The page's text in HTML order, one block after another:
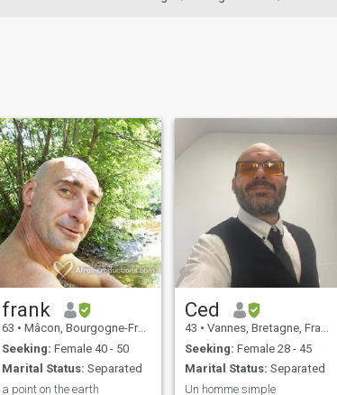
frank
63 • Mâcon, Bourgogne-Franche-Comté, France
Seeking: Female 40 - 50
Marital Status: Separated
a point on the earth
Ced
43 • Vannes, Bretagne, France
Seeking: Female 28 - 45
Marital Status: Separated
Un homme simple